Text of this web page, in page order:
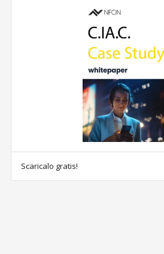
Scaricalo gratis!